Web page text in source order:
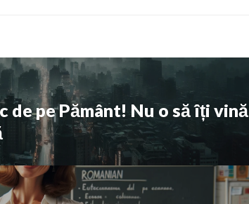
de pe Pământ! Nu o să îți vină